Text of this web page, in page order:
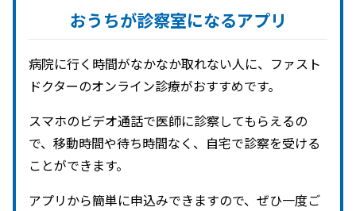
おうちが診察室になるアプリ
病院に行く時間がなかなか取れない人に、ファスト
ドクターのオンライン診療がおすすめです。
スマホのビデオ通話で医師に診察してもらえるの
で、移動時間や待ち時間なく、自宅で診察を受ける
ことができます。
アプリから簡単に申込みできますので、ぜひ一度ご